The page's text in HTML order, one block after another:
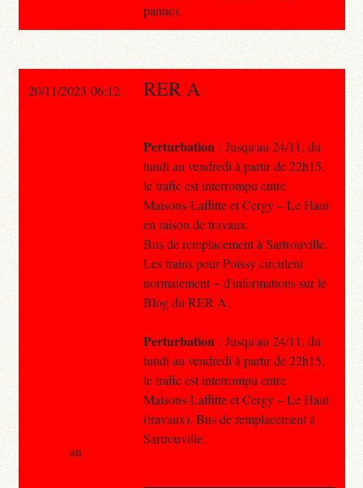
panne).
20/11/2023 06:12 RER A
Perturbation : Jusqu'au 24/11, du
lundi au vendredi à partir de 22h15,
le trafic est interrompu entre
Maisons-Laffitte et Cergy – Le Haut
en raison de travaux.
Bus de remplacement à Sartrouville.
Les trains pour Poissy circulent
normalement + d'informations sur le
Blog du RER A.
Perturbation : Jusqu'au 24/11, du
lundi au vendredi à partir de 22h15,
le trafic est interrompu entre
Maisons-Laffitte et Cergy – Le Haut
(travaux). Bus de remplacement à
Sartrouville.
au